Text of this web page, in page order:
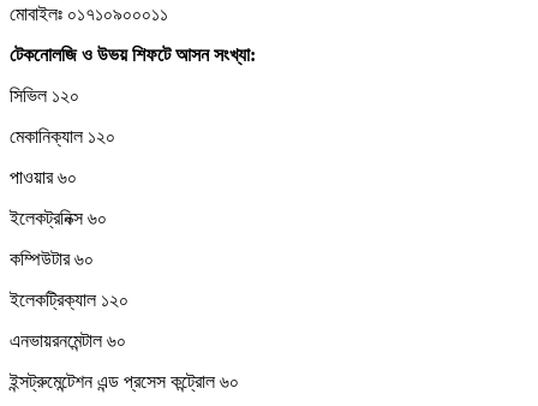
মোবাইলঃ ০১৭১০৯০০০১১
টেকনোলজিও উভয়শিফটেআসনসংখ্যা:
সিভিল ১২০
মেকানিক্যাল ১২০
পাওয়ার ৬০
ইলেকট্রনিক্স ৬০
কম্পিউটার ৬০
ইলেকট্রিক্যাল ১২০
এনভায়রনমেন্টাল ৬০
ইন্সট্রুমেন্টেশন এন্ড প্রসেস কন্ট্রোল ৬০